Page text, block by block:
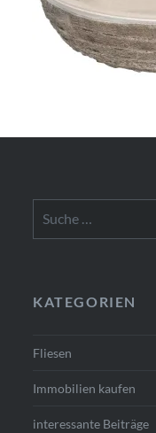
nach:
KATEGORIEN
Fliesen
Immobilien kaufen
interessante Beiträge